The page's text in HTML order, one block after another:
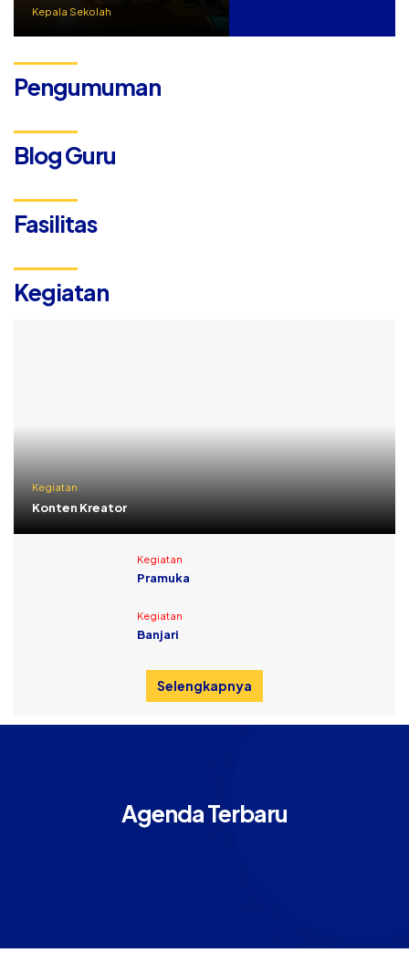
Kepala Sekolah
Pengumuman
Blog Guru
Fasilitas
Kegiatan
Kegiatan
Konten Kreator
Kegiatan
Pramuka
Kegiatan
Banjari
Selengkapnya
Agenda Terbaru